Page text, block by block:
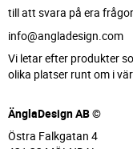
till att svara på era
info@angladesign.com
Vi letar efter produkter
olika platser runt om i
ÄnglaDesign AB ©
Östra Falkgatan 4